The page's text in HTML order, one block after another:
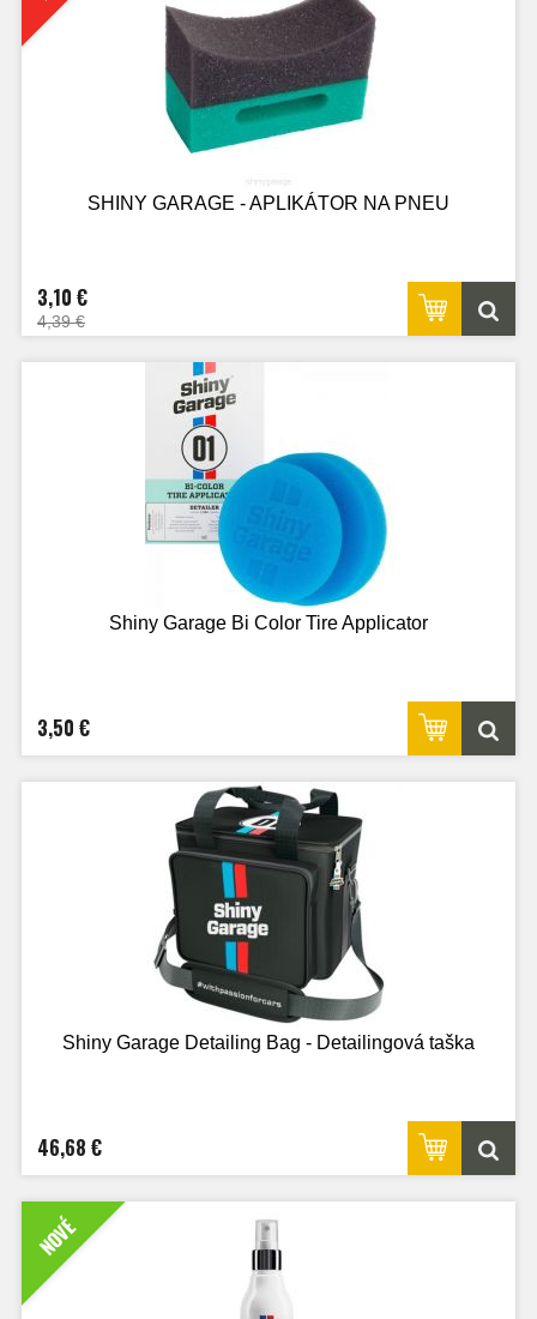
SHINY GARAGE - APLIKÁTOR NA PNEU
3,10 €
4,39 €
Shiny Garage Bi Color Tire Applicator
3,50 €
Shiny Garage Detailing Bag - Detailingová taška
46,68 €
NOVÉ